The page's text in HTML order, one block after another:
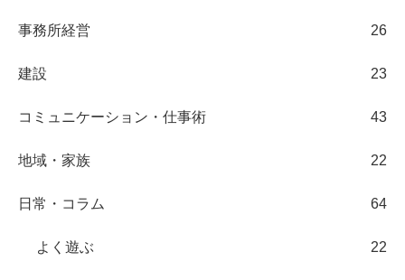
事務所経営 26
建設 23
コミュニケーション・仕事術 43
地域・家族 22
日常・コラム 64
よく遊ぶ 22